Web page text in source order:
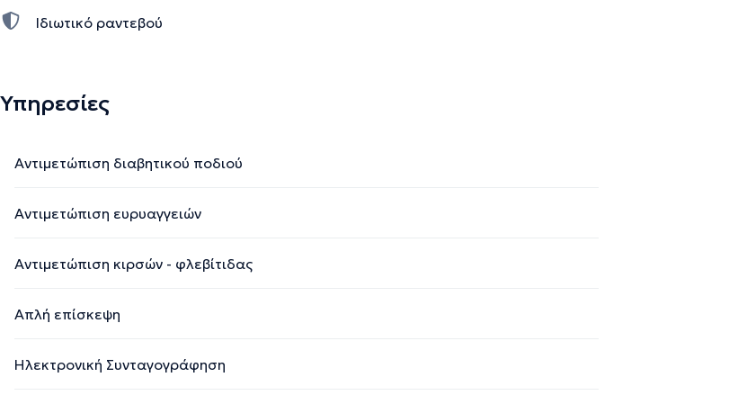
Ιδιωτικό ραντεβού
Υπηρεσίες
Αντιμετώπιση διαβητικού ποδιού
Αντιμετώπιση ευρυαγγειών
Αντιμετώπιση κιρσών - φλεβίτιδας
Απλή επίσκεψη
Ηλεκτρονική Συνταγογράφηση